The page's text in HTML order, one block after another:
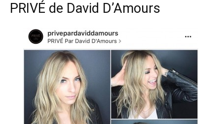
PRIVÉ de David D’Amours